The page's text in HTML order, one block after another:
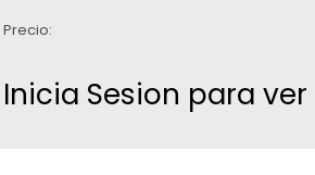
Precio:
Inicia Sesion para